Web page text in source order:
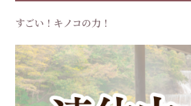
すごい！キノコの力！